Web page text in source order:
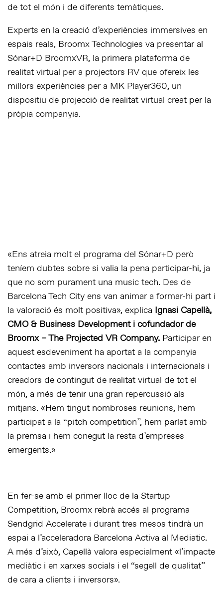
de tot el món i de diferents temàtiques.
Experts en la creació d’experiències immersives en
espais reals, Broomx Technologies va presentar al
Sónar+D BroomxVR, la primera plataforma de
realitat virtual per a projectors RV que ofereix les
millors experiències per a MK Player360, un
dispositiu de projecció de realitat virtual creat per la
pròpia companyia.
«Ens atreia molt el programa del Sónar+D però
teníem dubtes sobre si valia la pena participar-hi, ja
que no som purament una music tech. Des de
Barcelona Tech City ens van animar a formar-hi part i
la valoració és molt positiva», explica Ignasi Capellà,
CMO & Business Development i cofundador de
Broomx – The Projected VR Company. Participar en
aquest esdeveniment ha aportat a la companyia
contactes amb inversors nacionals i internacionals i
creadors de contingut de realitat virtual de tot el
món, a més de tenir una gran repercussió als
mitjans. «Hem tingut nombroses reunions, hem
participat a la “pitch competition”, hem parlat amb
la premsa i hem conegut la resta d’empreses
emergents.»
En fer-se amb el primer lloc de la Startup
Competition, Broomx rebrà accés al programa
Sendgrid Accelerate i durant tres mesos tindrà un
espai a l’acceleradora Barcelona Activa al Mediatic.
A més d’això, Capellà valora especialment «l’impacte
mediàtic i en xarxes socials i el “segell de qualitat”
de cara a clients i inversors».